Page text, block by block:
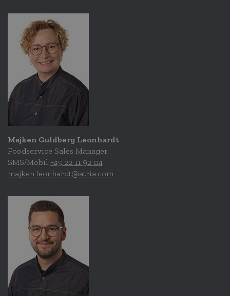
Majken Guldberg Leonhardt
Foodservice Sales Manager
SMS/Mobil +45 22 11 92 04
majken.leonhardt@atria.com